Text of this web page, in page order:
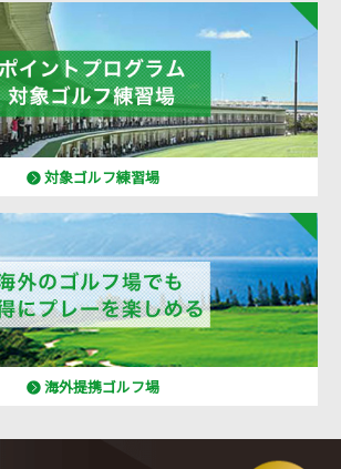
対象ゴルフ練習場
海外提携ゴルフ場